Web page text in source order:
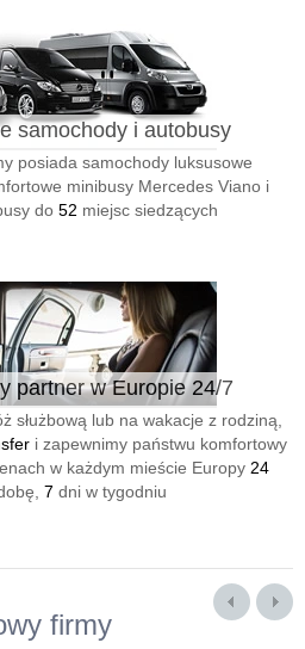
samochody i autobusy
posiada samochody luksusowe
minibusy Mercedes Viano i
do 52 miejsc siedzących
partner w Europie 24/7
służbową lub na wakacje z rodziną,
i zapewnimy państwu komfortowy
w każdym mieście Europy 24
7 dni w tygodniu
firmy